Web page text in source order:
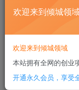
此内容为付费资源，
欢迎来到倾城领
欢迎来到倾城领域
本站拥有全网的创业
开通永久会员，享受